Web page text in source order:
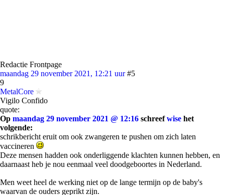
Redactie Frontpage
maandag 29 november 2021, 12:21 uur #5
9
MetalCore
Vigilo Confido
quote:
Op maandag 29 november 2021 @ 12:16 schreefwise het
volgende:
schrikbericht eruit om ook zwangeren te pushen om zich laten
vaccineren
Deze mensen hadden ook onderliggende klachten kunnen hebben, en
daarnaast heb je nou eenmaal veel doodgeboortes in Nederland.
Men weet heel de werking niet op de lange termijn op de baby's
waarvan de ouders geprikt zijn.